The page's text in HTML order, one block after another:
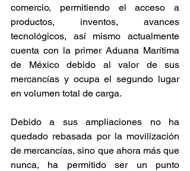
comercio, permitiendo el acceso a
productos, inventos, avances
tecnológicos, así mismo actualmente
cuenta con la primer Aduana Marítima
de México debido al valor de sus
mercancías y ocupa el segundo lugar
en volumen total de carga.
Debido a sus ampliaciones no ha
quedado rebasada por la movilización
de mercancías, sino que ahora más que
nunca, ha permitido ser un punto